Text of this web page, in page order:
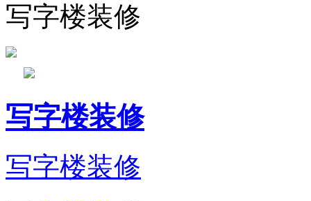
写字楼装修
写字楼装修
写字楼装修